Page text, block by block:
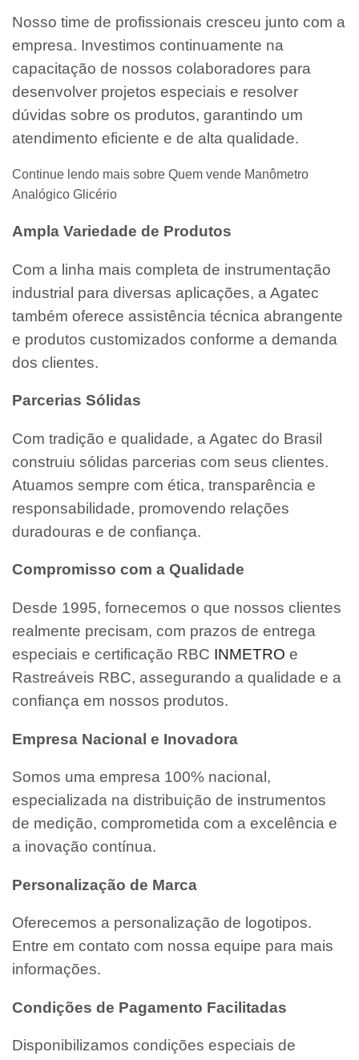
Nosso time de profissionais cresceu junto com a
empresa. Investimos continuamente na
capacitação de nossos colaboradores para
desenvolver projetos especiais e resolver
dúvidas sobre os produtos, garantindo um
atendimento eficiente e de alta qualidade.
Continue lendo mais sobre Quem vende Manômetro
Analógico Glicério
Ampla Variedade de Produtos
Com a linha mais completa de instrumentação
industrial para diversas aplicações, a Agatec
também oferece assistência técnica abrangente
e produtos customizados conforme a demanda
dos clientes.
Parcerias Sólidas
Com tradição e qualidade, a Agatec do Brasil
construiu sólidas parcerias com seus clientes.
Atuamos sempre com ética, transparência e
responsabilidade, promovendo relações
duradouras e de confiança.
Compromisso com a Qualidade
Desde 1995, fornecemos o que nossos clientes
realmente precisam, com prazos de entrega
especiais e certificação RBC INMETRO e
Rastreáveis RBC, assegurando a qualidade e a
confiança em nossos produtos.
Empresa Nacional e Inovadora
Somos uma empresa 100% nacional,
especializada na distribuição de instrumentos
de medição, comprometida com a excelência e
a inovação contínua.
Personalização de Marca
Oferecemos a personalização de logotipos.
Entre em contato com nossa equipe para mais
informações.
Condições de Pagamento Facilitadas
Disponibilizamos condições especiais de